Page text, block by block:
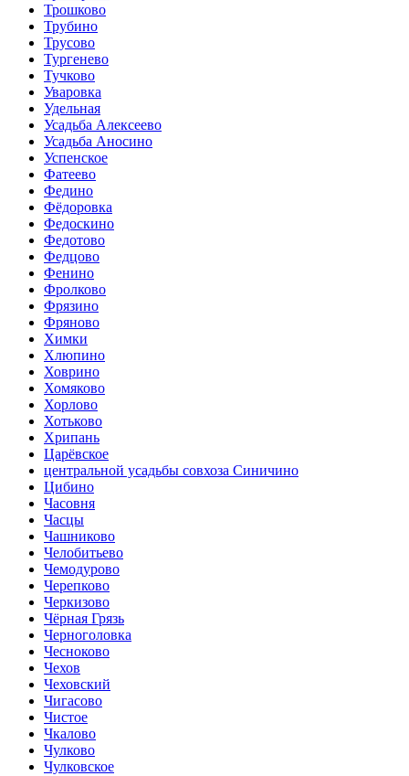
Трошково
Трубино
Трусово
Тургенево
Тучково
Уваровка
Удельная
Усадьба Алексеево
Усадьба Аносино
Успенское
Фатеево
Федино
Фёдоровка
Федоскино
Федотово
Федцово
Фенино
Фролково
Фрязино
Фряново
Химки
Хлюпино
Ховрино
Хомяково
Хорлово
Хотьково
Хрипань
Царёвское
центральной усадьбы совхоза Синичино
Цибино
Часовня
Часцы
Чашниково
Челобитьево
Чемодурово
Черепково
Черкизово
Чёрная Грязь
Черноголовка
Чесноково
Чехов
Чеховский
Чигасово
Чистое
Чкалово
Чулково
Чулковское